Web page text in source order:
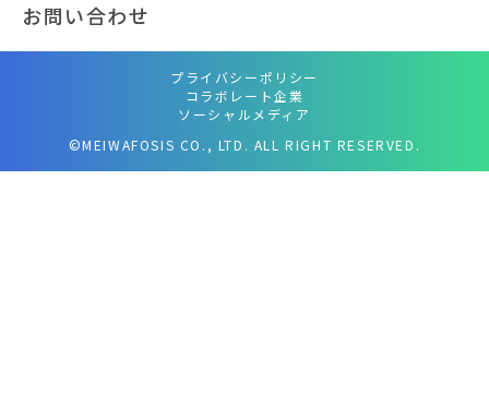
お問い合わせ
プライバシーポリシー
コラボレート企業
ソーシャルメディア
©MEIWAFOSIS CO., LTD. ALL RIGHT RESERVED.